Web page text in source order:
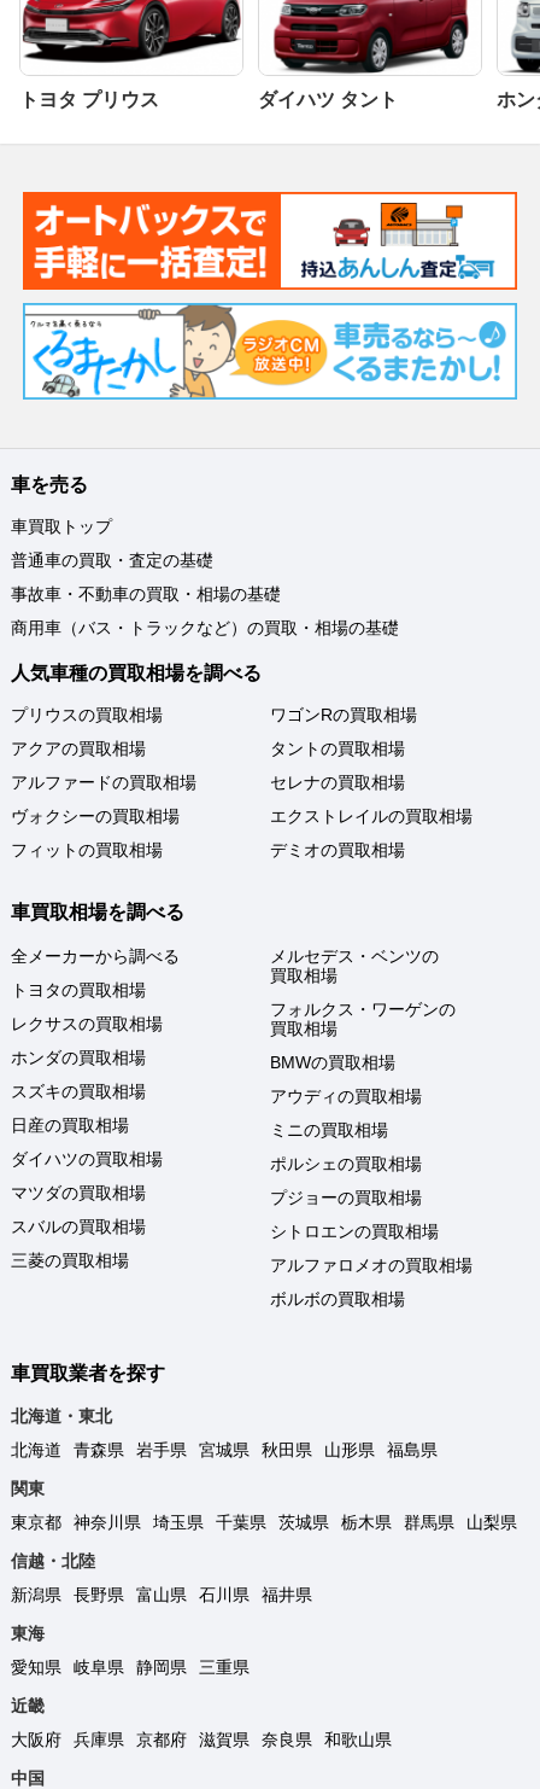
トヨタ プリウス ダイハツ タント ホン
車を売る
車買取トップ
普通車の買取・査定の基礎
事故車・不動車の買取・相場の基礎
商用車（バス・トラックなど）の買取・相場の基礎
人気車種の買取相場を調べる
プリウスの買取相場
アクアの買取相場
アルファードの買取相場
ヴォクシーの買取相場
フィットの買取相場
ワゴンRの買取相場
タントの買取相場
セレナの買取相場
エクストレイルの買取相場
デミオの買取相場
車買取相場を調べる
全メーカーから調べる
トヨタの買取相場
レクサスの買取相場
ホンダの買取相場
スズキの買取相場
日産の買取相場
ダイハツの買取相場
マツダの買取相場
スバルの買取相場
三菱の買取相場
メルセデス・ベンツの
買取相場
フォルクス・ワーゲンの
買取相場
BMWの買取相場
アウディの買取相場
ミニの買取相場
ポルシェの買取相場
プジョーの買取相場
シトロエンの買取相場
アルファロメオの買取相場
ボルボの買取相場
車買取業者を探す
北海道・東北
北海道
青森県 岩手県 宮城県 秋田県 山形県
福島県
関東
東京都
神奈川県 埼玉県 千葉県 茨城県 栃木県 群馬県
山梨県
信越・北陸
新潟県
長野県 富山県 石川県
福井県
東海
愛知県
岐阜県 静岡県
三重県
近畿
大阪府
兵庫県 京都府 滋賀県 奈良県
和歌山県
中国